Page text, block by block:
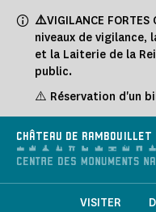
⚠️VIGILANCE
niveaux de vigilance,
et la Laiterie de la
public.
⚠️ Réservation d'un
CHÂTEAU DE RAMBOUILLET
VISITER